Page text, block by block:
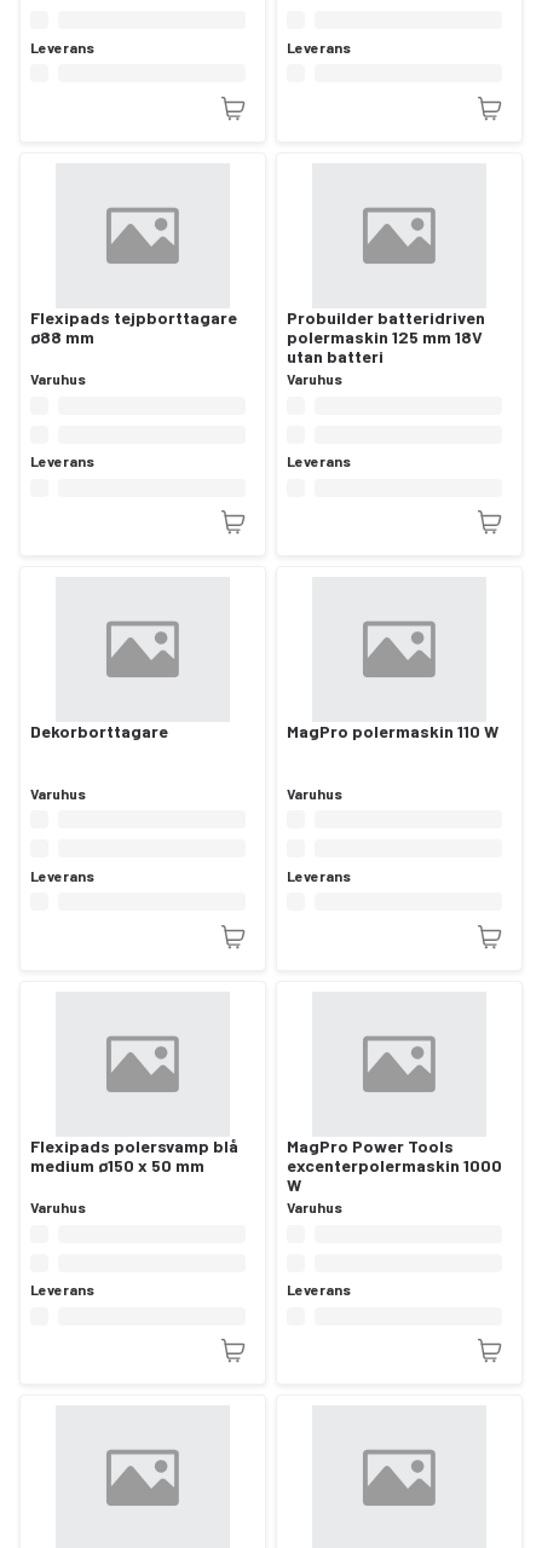
Leverans Leverans
Flexipads tejpborttagare
ø88 mm
Varuhus
Leverans
Probuilder batteridriven
polermaskin 125 mm 18V
utan batteri
Varuhus
Leverans
Dekorborttagare
Varuhus
Leverans
MagPro polermaskin 110 W
Varuhus
Leverans
Flexipads polersvamp blå
medium ø150 x 50 mm
Varuhus
Leverans
MagPro Power Tools
excenterpolermaskin 1000
W
Varuhus
Leverans